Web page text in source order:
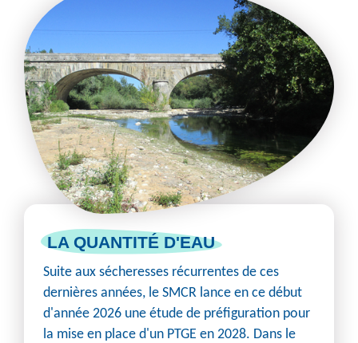
LA QUANTITÉ D'EAU
Suite aux sécheresses récurrentes de ces
dernières années, le SMCR lance en ce début
d'année 2026 une étude de préfiguration pour
la mise en place d'un PTGE en 2028. Dans le